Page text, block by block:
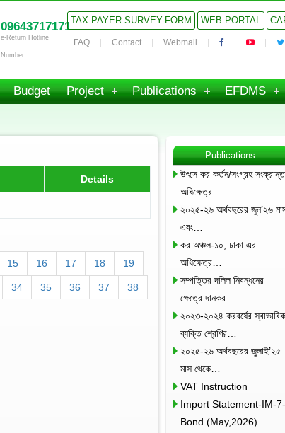
09643717171
e-Return Hotline
Number
TAX PAYER SURVEY-FORM WEB PORTAL
FAQ Contact Webmail
Budget Project Publications EFDMS
Details
15 16 17 18 19
34 35 36 37 38
Publications
উৎসে কর কর্তন/সংগ্রহ সংক্রান্ত
অধিক্ষেত্র…
২০২৫-২৬ অর্থবছরের জুন’২৬
এবং…
কর অঞ্চল-১০, ঢাকা এর
অধিক্ষেত্র…
সম্পত্তির দলিল নিবন্ধনের
ক্ষেত্রে দানকর…
২০২৩-২০২৪ করবর্ষের স্বাভাবিক
ব্যক্তি শ্রেণির…
২০২৫-২৬ অর্থবছরের জুলাই’২৫
মাস থেকে…
VAT Instruction
Import Statement-IM-7-
Bond (May,2026)